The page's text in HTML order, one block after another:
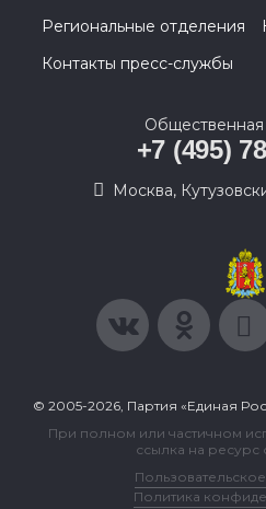
Региональные отделения
Контакты пресс-службы
+7 (495)
Москва,
© 2005-2026, Партия «Единая
При полном или частичном
ссылка на ресурс
Политика